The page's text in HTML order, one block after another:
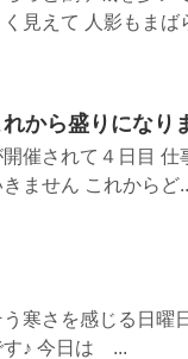
見えて 人影もまば
から盛りになり
開催されて４日目
ません これからど
寒さを感じる日曜
す♪ 今日は ...